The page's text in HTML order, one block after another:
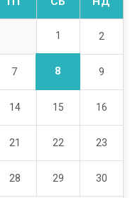
1 2
7 8 9
14 15 16
21 22 23
28 29 30